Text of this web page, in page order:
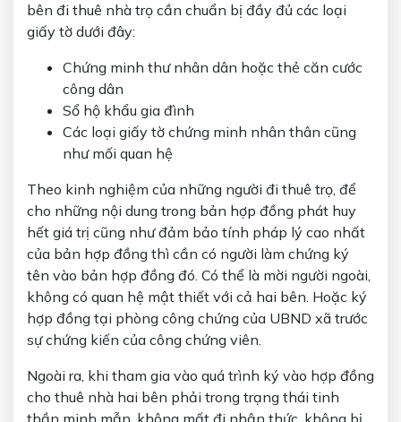
bên đi thuê nhà trọ cần chuẩn bị đầy đủ các loại
giấy tờ dưới đây:
Chứng minh thư nhân dân hoặc thẻ căn cước
công dân
Sổ hộ khẩu gia đình
Các loại giấy tờ chứng minh nhân thân cũng
như mối quan hệ
Theo kinh nghiệm của những người đi thuê trọ, để
cho những nội dung trong bản hợp đồng phát huy
hết giá trị cũng như đảm bảo tính pháp lý cao nhất
của bản hợp đồng thì cần có người làm chứng ký
tên vào bản hợp đồng đó. Có thể là mời người ngoài,
không có quan hệ mật thiết với cả hai bên. Hoặc ký
hợp đồng tại phòng công chứng của UBND xã trước
sự chứng kiến của công chứng viên.
Ngoài ra, khi tham gia vào quá trình ký vào hợp đồng
cho thuê nhà hai bên phải trong trạng thái tinh
thần minh mẫn, không mất đi nhận thức, không bị